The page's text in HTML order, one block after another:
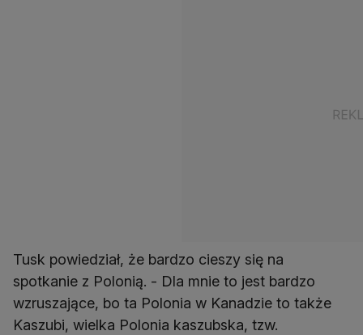
Tusk powiedział, że bardzo cieszy się na
spotkanie z Polonią. - Dla mnie to jest bardzo
wzruszające, bo ta Polonia w Kanadzie to także
Kaszubi, wielka Polonia kaszubska, tzw.